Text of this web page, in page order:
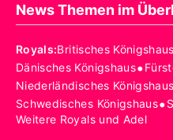
News Themen im
Royals:Britisches Königshaus
Dänisches Königshaus•
Niederländisches Königshaus
Schwedisches Königshaus•
Weitere Royals und Adel